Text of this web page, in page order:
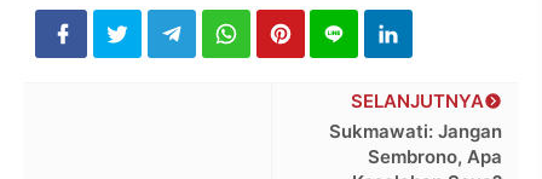
SELANJUTNYA
Sukmawati: Jangan
Sembrono, Apa